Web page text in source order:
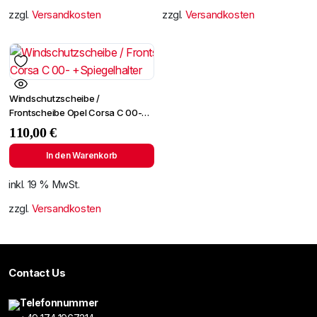
zzgl. Versandkosten zzgl. Versandkosten
Windschutzscheibe /
Frontscheibe Opel Corsa C 00-
+Spiegelhalter
110,00€
In den Warenkorb
inkl. 19 % MwSt.
zzgl. Versandkosten
Contact Us
Telefonnummer